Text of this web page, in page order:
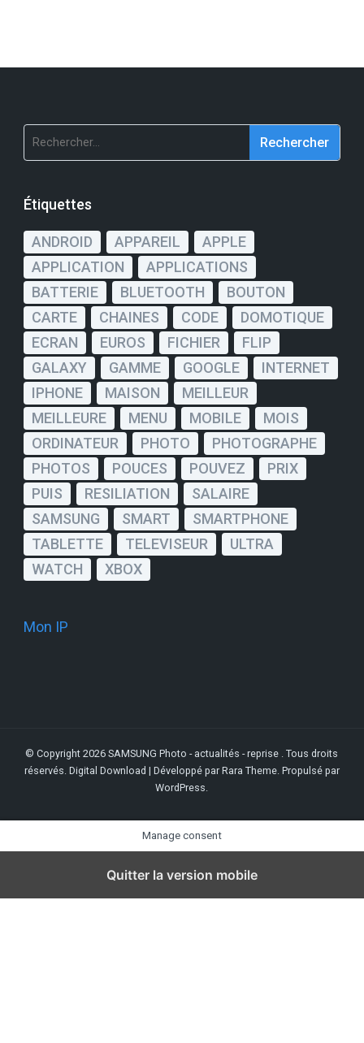
Rechercher :
Étiquettes
ANDROID APPAREIL
APPLE
APPLICATION
APPLICATIONS
BATTERIE
BLUETOOTH
BOUTON
CARTE
CHAINES CODE
DOMOTIQUE
ECRAN
EUROS FICHIER
FLIP
GALAXY
GAMME GOOGLE
INTERNET
IPHONE
MAISON
MEILLEUR
MEILLEURE
MENU MOBILE
MOIS
ORDINATEUR
PHOTO
PHOTOGRAPHE
PHOTOS
POUCES POUVEZ
PRIX
PUIS
RESILIATION
SALAIRE
SAMSUNG
SMART
SMARTPHONE
TABLETTE
TELEVISEUR
ULTRA
WATCH
XBOX
Mon IP
© Copyright 2026SAMSUNG Photo - actualités - reprise . Tous droits
réservés. Digital Download | Développé par Rara Theme. Propulsé par
WordPress.
Manage consent
Quitter la version mobile